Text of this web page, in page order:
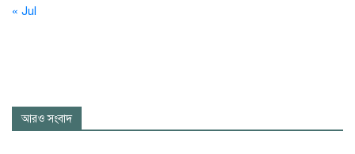
« Jul
আরও সংবাদ